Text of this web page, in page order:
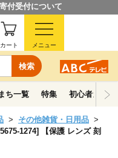
付受付について
検索
カート メニュー
ち一覧 特集 初心者ガイド
その他雑貨・日用品
1274] 【保護 レンズ 刻